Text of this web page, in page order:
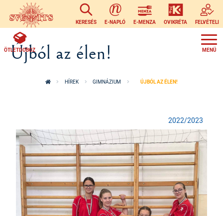
Ugrás a tartalomra
KERESÉS E-NAPLÓ E-MENZA OVIKRÉTA FELVÉTELI
ÖTLETDOBOZ
Újból az élen!
HÍREK GIMNÁZIUM ÚJBÓL AZ ÉLEN!
2022/2023